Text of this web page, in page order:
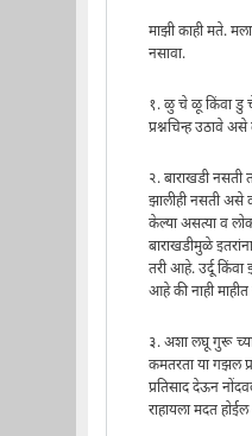
माझी काही मते.
नसावा.
१. ळु चे ळू किंवा डु
प्रश्नचिन्ह उठावे असे
२. बाराखडी
झालीही नसती असे
केल्या असत्या व
बाराखडीमुळे
तरी आहे. उर्दू किंवा
आहे की नाही माहीत
३. अशा लघू गुरू च्या
कमतरता या गझल
प्रतिसाद देऊन
राहायला मदत